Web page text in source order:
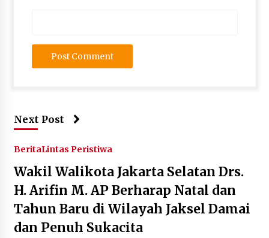
Next Post
BeritaLintas Peristiwa
Wakil Walikota Jakarta Selatan Drs.
H. Arifin M. AP Berharap Natal dan
Tahun Baru di Wilayah Jaksel Damai
dan Penuh Sukacita